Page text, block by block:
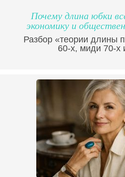
Почему длина юбки
экономику и
Разбор «теории длины
60-х, миди 70-х